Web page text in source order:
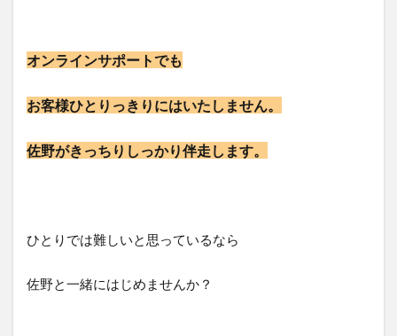
オンラインサポートでも
お客様ひとりっきりにはいたしません。
佐野がきっちりしっかり伴走します。
ひとりでは難しいと思っているなら
佐野と一緒にはじめませんか？